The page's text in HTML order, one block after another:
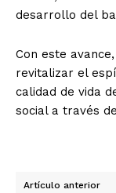
desarrollo del
Con este
revitalizar el
calidad de vida
social a través
Artículo anterior